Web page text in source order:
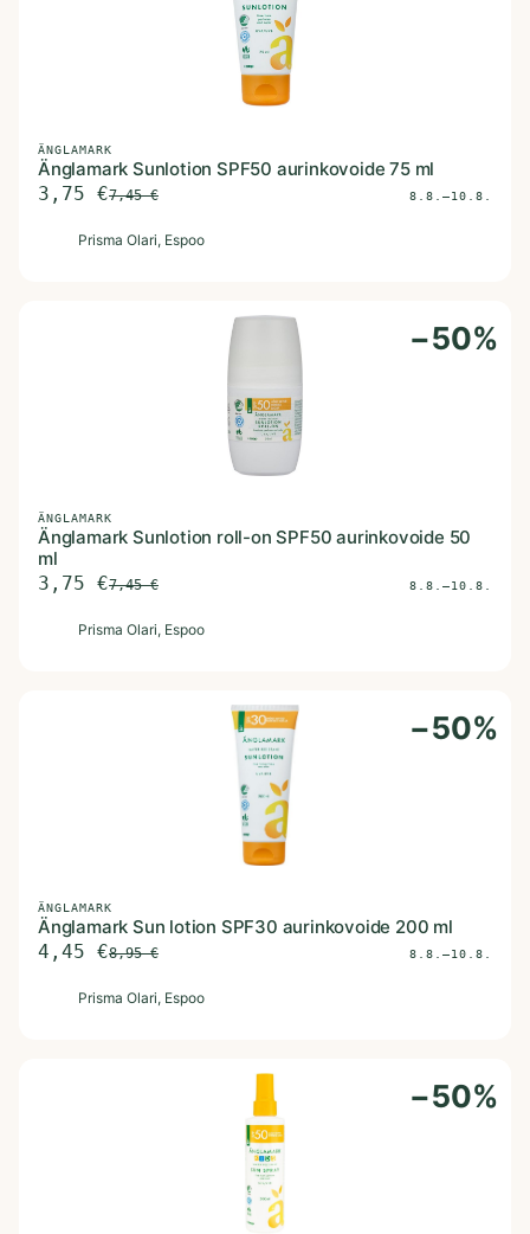
ÄNGLAMARK
Änglamark Sunlotion SPF50 aurinkovoide 75 ml
3,75 €7,45€ 8.8.–10.8.
Prisma Olari, Espoo
−50%
ÄNGLAMARK
Änglamark Sunlotion roll-on SPF50 aurinkovoide 50
ml
3,75 €7,45€ 8.8.–10.8.
Prisma Olari, Espoo
−50%
ÄNGLAMARK
Änglamark Sun lotion SPF30 aurinkovoide 200 ml
4,45 €8,95€ 8.8.–10.8.
Prisma Olari, Espoo
−50%